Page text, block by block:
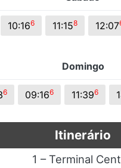
10:166 11:158 12:07
Domingo
6 09:166 11:396
Itinerário
1 – Terminal